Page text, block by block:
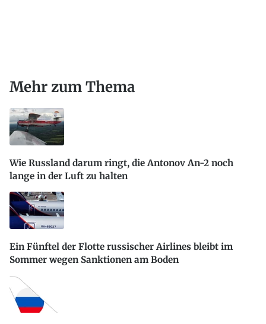
Mehr zum Thema
Wie Russland darum ringt, die Antonov An-2 noch
lange in der Luft zu halten
Ein Fünftel der Flotte russischer Airlines bleibt im
Sommer wegen Sanktionen am Boden